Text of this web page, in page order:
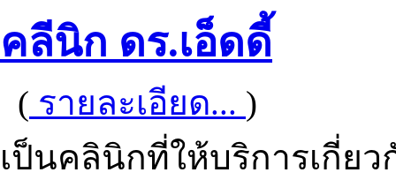
คลีนิก ดร.เอ็ดดี้
( รายละเอียด... )
เป็นคลินิกที่ให้บริการเกี่ย